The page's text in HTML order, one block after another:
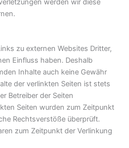
werden wir diese
zu externen Websites Dritter,
Einfluss haben. Deshalb
Inhalte auch keine Gewähr
der verlinkten Seiten ist stets
Betreiber der Seiten
Seiten wurden zum Zeitpunkt
Rechtsverstöße überprüft.
zum Zeitpunkt der Verlinkung